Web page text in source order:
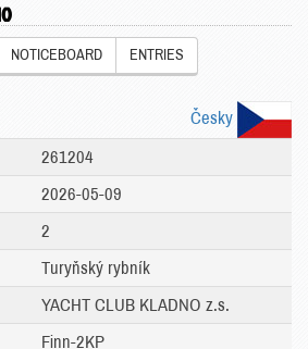
NOTICEBOARD ENTRIES
Česky
261204
2026-05-09
2
Turyňský rybník
YACHT CLUB KLADNO z.s.
Finn-2KP